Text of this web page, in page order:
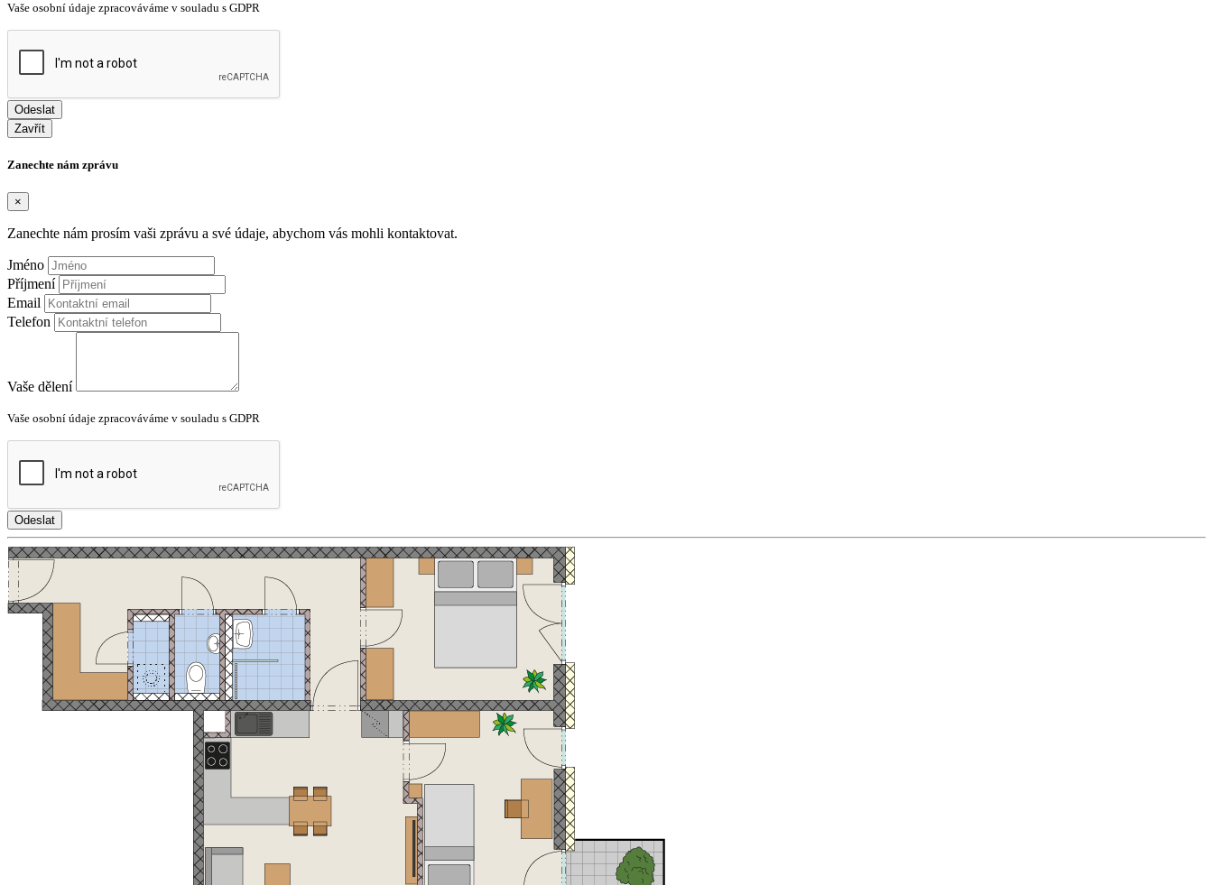
Vaše osobní údaje zpracováváme v souladu s GDPR
Odeslat
Zavřít
Zanechte nám zprávu
×
Zanechte nám prosím vaši zprávu a své údaje, abychom vás mohli kontaktovat.
Jméno
Příjmení
Email
Telefon
Vaše dělení
Vaše osobní údaje zpracováváme v souladu s GDPR
Odeslat